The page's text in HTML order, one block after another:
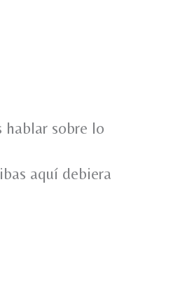
hablar sobre lo
aquí debiera